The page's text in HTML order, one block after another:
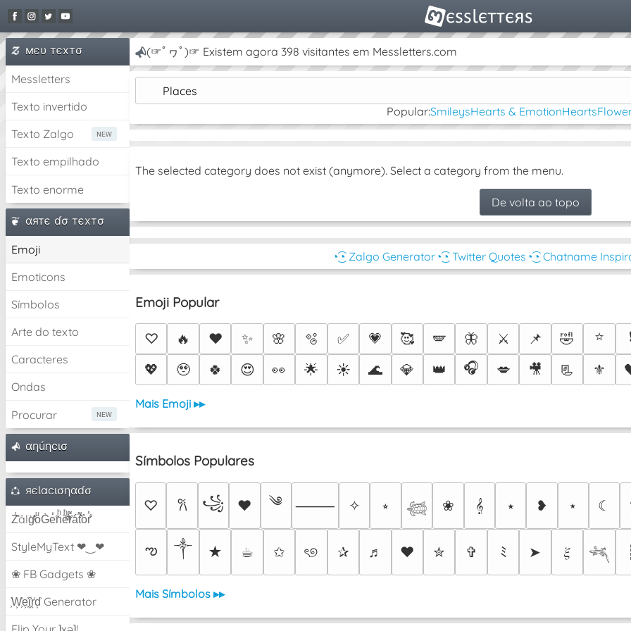
мєυ тєxтσ
Messletters
Texto invertido
Texto Zalgo
Texto empilhado
Texto enorme
αятє ɗσ тєxтσ
Emoji
Emoticons
Símbolos
Arte do texto
Caracteres
Ondas
Procurar
αηúηcισ
яєƖαcισηαɗσ
Z̾̽ảlg̀͐ͭ̽oͧG̀e̒̃nͪȅͪͫ̏̐r͌̑á͑t͌̑͛o̊r̓̐
StyleMyText ❤‿❤
❀ FB Gadgets ❀
͕͗W͕͕͗͗e͕͕͗͗i͕͕͗͗r͕͗d͕͗ Generator
(☞ﾟヮﾟ)☞ Existem agora 398 visitantes em Messletters.com
Places
Popular:SmileysHearts & EmotionHearts
The selected category does not exist (anymore). Select a category from the menu.
De volta ao topo
◔͜͡◔ Zalgo Generator◔͜͡◔ Twitter Quotes ◔͜͡◔ Chatname
Emoji Popular
♡ 🔥 ❤️ ✨ 🌸 🫧 ✅ 💗 🥰 🪽 🦋 ⚔️ 📌 🤣 ⭐
💖
🥹 🍀 😍 👀 🌟 ☀️ 🌊 💎 👑 🎧 💋 🎥 📃 ⚜️
Mais Emoji ▸▸
Símbolos Populares
♡ 𐙚 ꧁ ♥ ༄ ⸻ ✧ ⭒ 𓆉 ❀ 𝄞 ⭑ ❥ ⋆ ☾
ఌ ༒︎ ★ ☕︎ ✩ ৎ୭ ✰ ♬ ❤ ✮ ✞ ﾐ ➤ 𝜉 𓆈 ┊
Mais Símbolos ▸▸